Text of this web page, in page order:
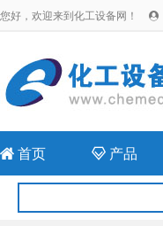
您好，欢迎来到化工设备网！ 
 首页  产品